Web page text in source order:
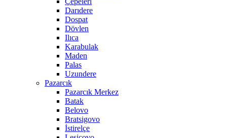
Darıdere
Dospat
Dövlen
Ilıca
Karabulak
Maden
Palas
Uzundere
Pazarcık
Pazarcık Merkez
Batak
Belovo
Bratsigovo
İstirelçe